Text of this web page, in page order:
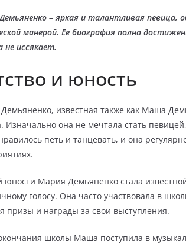
– яркая и талантливая певица,
манерой. Ее биография полна
не иссякает.
и юность
известная также как Маша
Изначально она не мечтала стать
петь и танцевать, и она
юности Мария Демьяненко стала
голосу. Она часто участвовала в
призы и награды за свои выступления.
школы Маша поступила в